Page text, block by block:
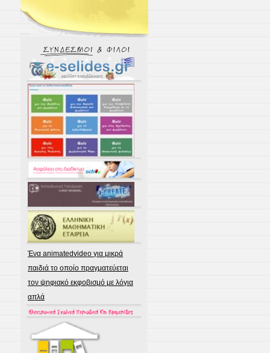
Ένα animatedvideo για μικρά
παιδιά το οποίο πραγματεύεται
τον ψηφιακό εκφοβισμό με λόγια
απλά